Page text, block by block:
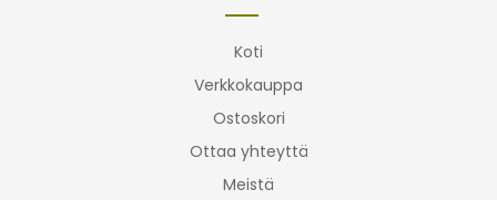
Koti
Verkkokauppa
Ostoskori
Ottaa yhteyttä
Meistä